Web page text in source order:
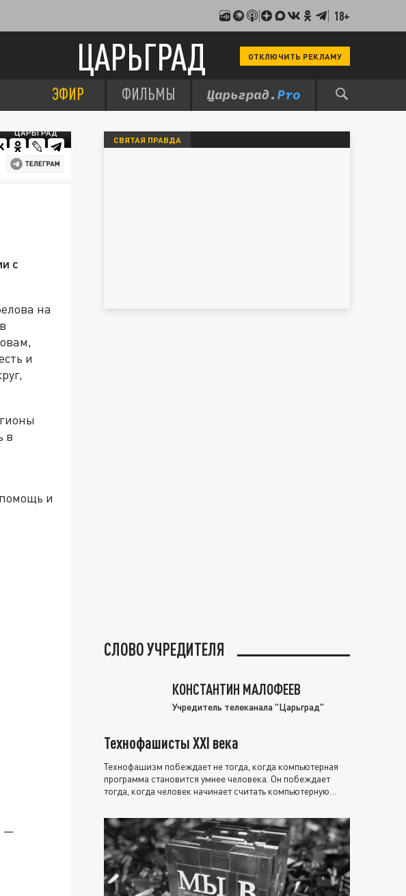
18+
ЦАРЬГРАД ОТКЛЮЧИТЬ РЕКЛАМУ
ЭФИР ФИЛЬМЫ
ЦАРЬГРАД
с
на
и
в
и
—
СВЯТАЯ ПРАВДА
СЛОВО УЧРЕДИТЕЛЯ
КОНСТАНТИН МАЛОФЕЕВ
Учредитель телеканала "Царьград"
Технофашисты XXI века
Технофашизм побеждает не тогда, когда компьютерная
программа становится умнее человека. Он побеждает
тогда, когда человек начинает считать компьютерную